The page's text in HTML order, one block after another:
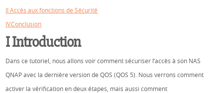
II Accès aux fonctions de Sécurité
IV.Conclusion
I Introduction
Dans ce tutoriel, nous allons voir comment sécuriser l’accès à son NAS
QNAP avec la dernière version de QOS (QOS 5). Nous verrons comment
activer la vérification en deux étapes, mais aussi comment